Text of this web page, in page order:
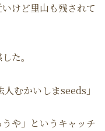
けど里山も残されて
た。
むかいしまseeds」
や」というキャッチ